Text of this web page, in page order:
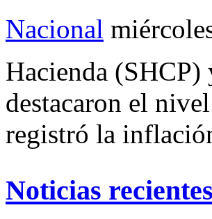
Nacional
Hacienda
destacaron el
registró la
Noticias recientes